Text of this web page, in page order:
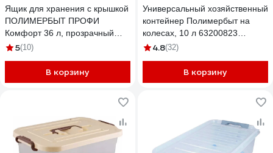
Ящик для хранения с крышкой
ПОЛИМЕРБЫТ ПРОФИ
Комфорт 36 л, прозрачный
63200795 437950000
5(10)
В корзину
Универсальный хозяйственный
контейнер Полимербыт на
колесах, 10 л 63200823
438230000
4.8(32)
В корзину